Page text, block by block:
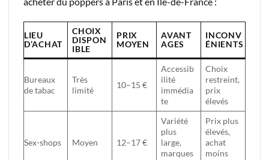
LIEU
D’ACHAT
CHOIX
DISPON
IBLE
PRIX
MOYEN
AVANT
AGES
INCONV
ÉNIENTS
Bureaux
de tabac
Très
limité
10–15 €
Accessib
ilité
immédia
te
Choix
restreint,
prix
élevés
Sex-shops Moyen 12–17 €
Variété
plus
large,
marques
Prix plus
élevés,
achat
moins